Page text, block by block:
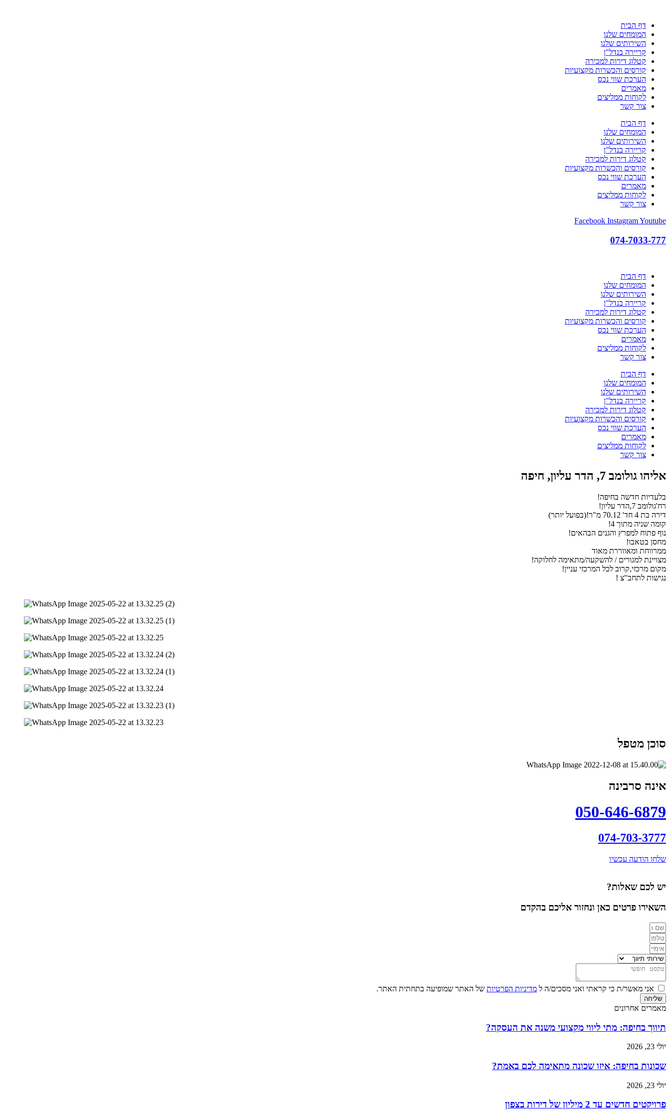
דף הבית
המומחים שלנו
השירותים שלנו
קריירה בנדל"ן
קטלוג דירות למכירה
קורסים והכשרות מקצועיות
הערכת שווי נכס
מאמרים
לקוחות ממליצים
צור קשר
דף הבית
המומחים שלנו
השירותים שלנו
קריירה בנדל"ן
קטלוג דירות למכירה
קורסים והכשרות מקצועיות
הערכת שווי נכס
מאמרים
לקוחות ממליצים
צור קשר
Facebook InstagramYoutube
074-7033-777
דף הבית
המומחים שלנו
השירותים שלנו
קריירה בנדל"ן
קטלוג דירות למכירה
קורסים והכשרות מקצועיות
הערכת שווי נכס
מאמרים
לקוחות ממליצים
צור קשר
דף הבית
המומחים שלנו
השירותים שלנו
קריירה בנדל"ן
קטלוג דירות למכירה
קורסים והכשרות מקצועיות
הערכת שווי נכס
מאמרים
לקוחות ממליצים
צור קשר
אליהו גולומב 7, הדר עליון, חיפה
בלעדיות חדשה בחיפה!
רח'גולומב 7,הדר עליון!
דירה בת 4 חד' 70.12 מ"ר!(בפועל יותר)
קומה שניה מתוך 4!
נוף פתוח למפרץ והגנים הבהאים!
מחסן בטאבו!
ממרווחת ומאווררת מאוד
מצויינת למגורים / להשקעה/מתאימה לחלוקה!
מקום מרכזי,קרוב לכל המרכזי עניין!
נגישות לתחב"צ !
סוכן מטפל
אינה סרבינה
050-646-6879
074-703-3777
שלחו הודעה עכשיו
יש לכם שאלות?
השאירו פרטים כאן ונחזור אליכם בהקדם
אני מאשר/ת כי קראתי ואני מסכים/ה ל מדיניות הפרטיות של האתר שמופיעה בתחתית האתר.
שליחה
מאמרים אחרונים
תיווך בחיפה: מתי ליווי מקצועי משנה את העסקה?
יולי 23, 2026
שכונות בחיפה: איזו שכונה מתאימה לכם באמת?
יולי 23, 2026
פרויקטים חדשים עד 2 מיליון של דירות בצפון